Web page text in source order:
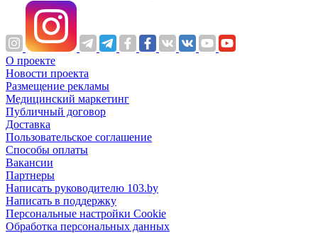
О проекте
Новости проекта
Размещение рекламы
Медицинский маркетинг
Публичный договор
Доставка
Пользовательское соглашение
Способы оплаты
Вакансии
Партнеры
Написать руководителю 103.by
Написать в поддержку
Персональные настройки Cookie
Обработка персональных данных